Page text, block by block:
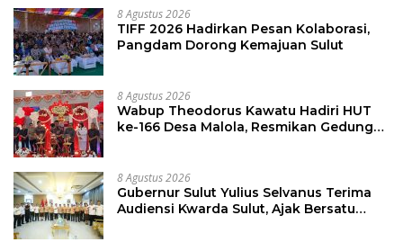
8 Agustus 2026
TIFF 2026 Hadirkan Pesan Kolaborasi,
Pangdam Dorong Kemajuan Sulut
8 Agustus 2026
Wabup Theodorus Kawatu Hadiri HUT
ke-166 Desa Malola, Resmikan Gedung
8 Agustus 2026
Gubernur Sulut Yulius Selvanus Terima
Audiensi Kwarda Sulut, Ajak Bersatu